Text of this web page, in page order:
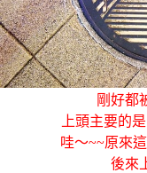
剛好都
上頭主要的是
哇～~~原來
後來